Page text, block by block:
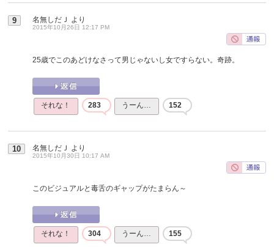
9 名無しだＪ より
2015年10月26日 12:17 PM
25歳でこのあどけなさって男じゃないし女ですらない。奇跡。
それな！ 283 うーん… 152
10 名無しだＪ より
2015年10月30日 10:17 AM
このビジュアルと毒舌のギャップがたまらん～
それな！ 304 うーん… 155